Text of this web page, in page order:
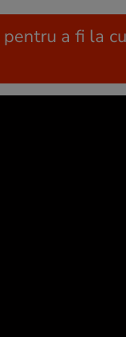
pentru a fi la